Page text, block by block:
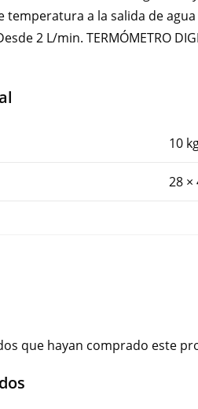
temperatura a la salida de
2 L/min. TERMÓMETRO
10
28 ×
que hayan comprado este